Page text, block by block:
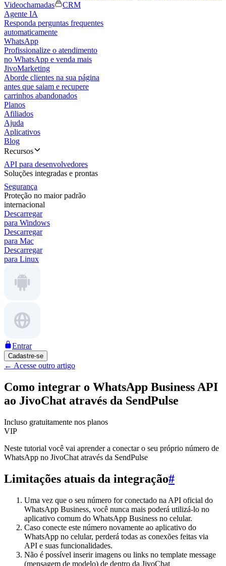
Videochamadas
CRM
Agente IA
Responda perguntas frequentes
automaticamente
WhatsApp
Profissionalize o atendimento
no WhatsApp e venda mais
JivoMarketing
Aborde clientes na sua página
antes que saiam e recupere
carrinhos abandonados
Planos
Afiliados
Ajuda
Aplicativos
Blog
Recursos
API para desenvolvedores
Soluções integradas e prontas
Segurança
Proteção no maior padrão
internacional
Descarregar
para Windows
Descarregar
para Mac
Descarregar
para Linux
Entrar
Cadastre-se
← Acesse outro artigo
Como integrar o WhatsApp Business API
ao JivoChat através da SendPulse
Incluso gratuitamente nos planos
VIP
Neste tutorial você vai aprender a conectar o seu próprio número de
WhatsApp no JivoChat através da SendPulse
Limitações atuais da integração#
Uma vez que o seu número for conectado na API oficial do
WhatsApp Business, você nunca mais poderá utilizá-lo no
aplicativo comum do WhatsApp Business no celular.
Caso conecte este número novamente ao aplicativo do
WhatsApp no celular, perderá todas as conexões feitas via
API e suas funcionalidades.
Não é possível inserir imagens ou links no template message
(mensagem de modelo) de dentro da JivoChat